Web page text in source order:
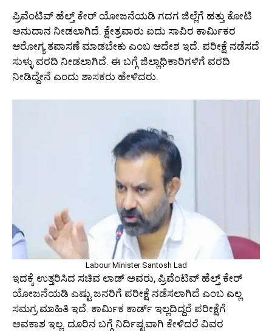
ಪ್ರಿವೆಂಟಿವ್‌ ಹೆಲ್ತ್‌ ಕೇರ್‌ ಯೋಜನೆಯಡಿ ಗದಗ ಜಿಲ್ಲೆಗೆ ಹತ್ತು ಕೋಟಿ
ಅನುದಾನ ನೀಡಲಾಗಿದೆ. ಕ್ಷೇತ್ರವಾರು ಐದು ಸಾವಿರ ಕಾರ್ಮಿಕರ
ಆರೋಗ್ಯ ತಪಾಸಣೆ ಮಾಡಬೇಕು ಎಂಬ ಆದೇಶ ಇದೆ. ಪರೀಕ್ಷೆ ನಡೆಸದೆ
ಸುಳ್ಳು ವರದಿ ನೀಡಲಾಗಿದೆ. ಈ ಬಗ್ಗೆ ಜಿಲ್ಲಾಧಿಕಾರಿಗಳಿಗೆ ವರದಿ
ನೀಡಿದ್ದೇನೆ ಎಂದು ಶಾಸಕರು ಹೇಳಿದರು.
Labour Minister Santosh Lad
ಇದಕ್ಕೆ ಉತ್ತರಿಸಿದ ಸಚಿವ ಲಾಡ್‌ ಅವರು, ಪ್ರಿವೆಂಟಿವ್‌ ಹೆಲ್ತ್‌ ಕೇರ್‌
ಯೋಜನೆಯಡಿ ಎಷ್ಟು ಜನರಿಗೆ ಪರೀಕ್ಷೆ ನಡೆಸಲಾಗಿದೆ ಎಂಬ ಎಲ್ಲ
ಸಮಗ್ರ ಮಾಹಿತಿ ಇದೆ. ಕಾರ್ಮಿಕ ಕಾರ್ಡ್‌ ಇಲ್ಲದಿದ್ದರೆ ಪರೀಕ್ಷೆಗೆ
ಅವಕಾಶ ಇಲ್ಲ. ದೂರಿನ ಬಗ್ಗೆ ನಿರ್ದಿಷ್ಟವಾಗಿ ಕೇಳಿದರೆ ವಿವರ